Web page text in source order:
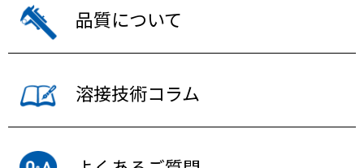
品質について
溶接技術コラム